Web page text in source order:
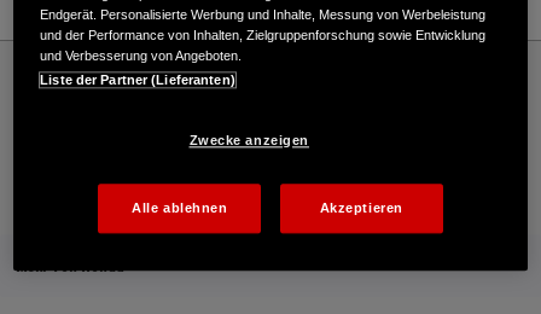
Honda
Industrie
Klaus Bärmann GmbH - Industrie – Honda - HONDA Deutschland Offizielle Website |
Mehr von Honda
Endgerät. Personalisierte Werbung und Inhalte, Messung von Werbeleistung
und der Performance von Inhalten, Zielgruppenforschung sowie Entwicklung
und Verbesserung von Angeboten.
Liste der Partner (Lieferanten)
Zwecke anzeigen
Alle ablehnen Akzeptieren